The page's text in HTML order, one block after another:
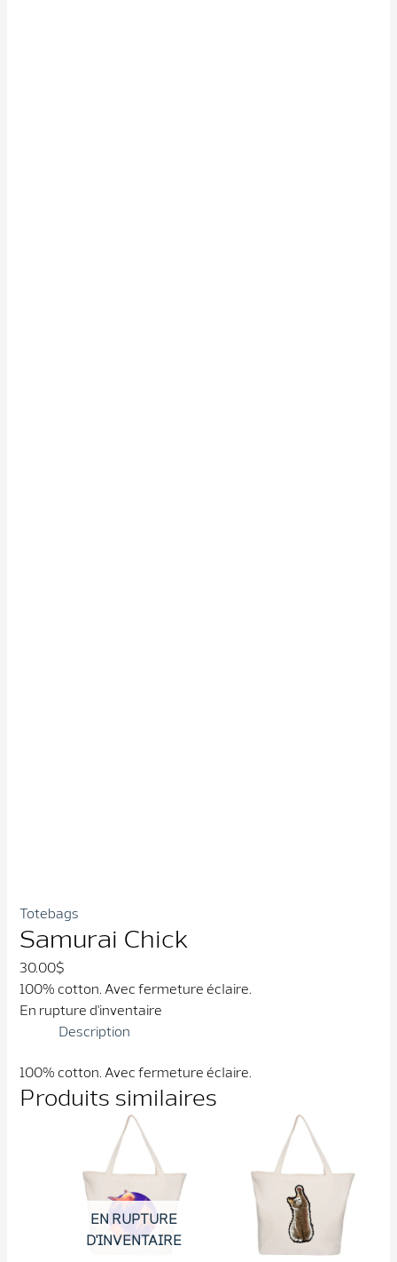
Totebags
Samurai Chick
30.00$
100% cotton. Avec fermeture éclaire.
En rupture d'inventaire
Description
100% cotton. Avec fermeture éclaire.
Produits similaires
EN RUPTURE
D'INVENTAIRE